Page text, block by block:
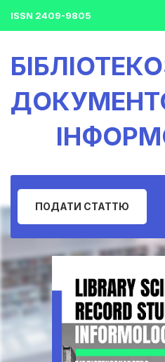
ISSN 2409-9805
ПОДАТИ СТАТТЮ